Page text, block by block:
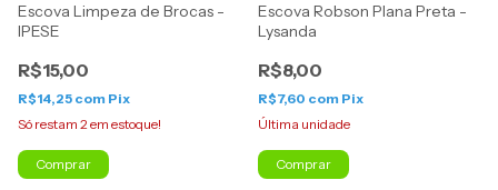
Escova Limpeza de Brocas -
IPESE
R$15,00
R$14,25 com Pix
Só restam 2em estoque!
Escova Robson Plana Preta -
Lysanda
R$8,00
R$7,60 com Pix
Última unidade